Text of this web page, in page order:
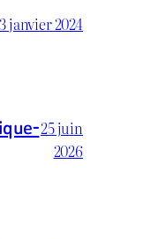
janvier 2024
25 juin
2026